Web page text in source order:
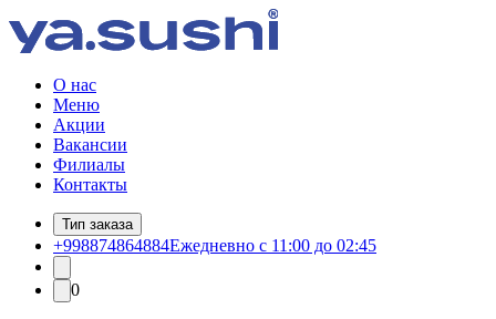
О нас
Меню
Акции
Вакансии
Филиалы
Контакты
Тип заказа
+998874864884Ежедневно с 11:00 до 02:45
0